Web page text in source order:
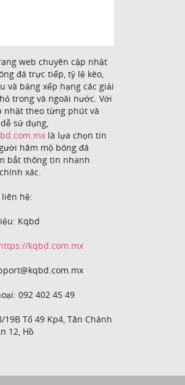
web chuyên cập nhật
đá trực tiếp, tỷ lệ kèo,
và bảng xếp hạng các giải
trong và ngoài nước. Với
nhật theo từng phút và
sử dụng,
là lựa chọn tin
hâm mộ bóng đá
bắt thông tin nhanh
xác.
hệ:
Kqbd
kqbd.com.mx
092 402 45 49
19B Tổ 49 Kp4, Tân Chánh
12, Hồ